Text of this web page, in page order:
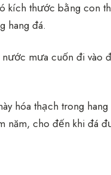
kích thước bằng con
hang đá.
mưa cuốn đi vào
hóa thạch trong
năm, cho đến khi đá